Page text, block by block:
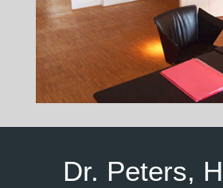
Dr. Peters,